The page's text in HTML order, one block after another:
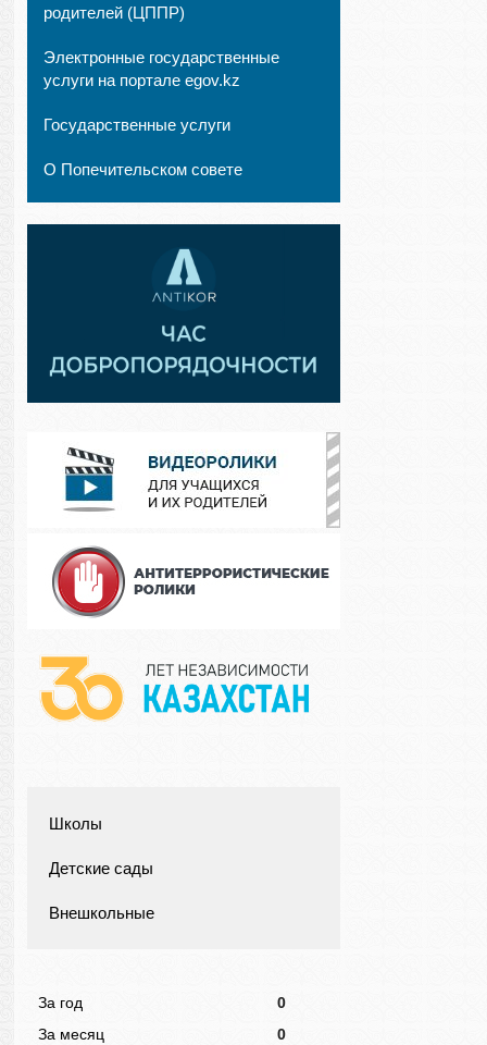
родителей (ЦППР)
Электронные государственные
услуги на портале egov.kz
Государственные услуги
О Попечительском совете
Школы
Детские сады
Внешкольные
За год
0
За месяц
0